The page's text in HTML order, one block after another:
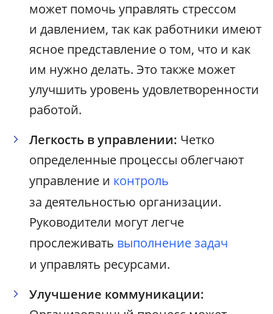
может помочь управлять стрессом
и давлением, так как работники имеют
ясное представление о том, что и как
им нужно делать. Это также может
улучшить уровень удовлетворенности
работой.
Легкость в управлении: Четко
определенные процессы облегчают
управление и контроль
за деятельностью организации.
Руководители могут легче
прослеживать выполнение задач
и управлять ресурсами.
Улучшение коммуникации: